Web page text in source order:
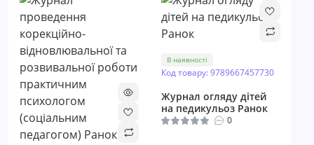
В наявності
Код товару: 9789667457730
Журнал огляду дітей
на педикульоз Ранок
0